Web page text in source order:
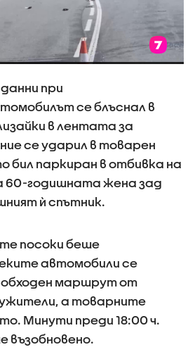
при
се блъснал в
в лентата за
се ударил в товарен
бил паркиран в отбивка на
60-годишната жена зад
ѝ спътник.
посоки беше
автомобили се
обходен маршрут от
а товарните
Минути преди 18:00 ч.
възобновено.